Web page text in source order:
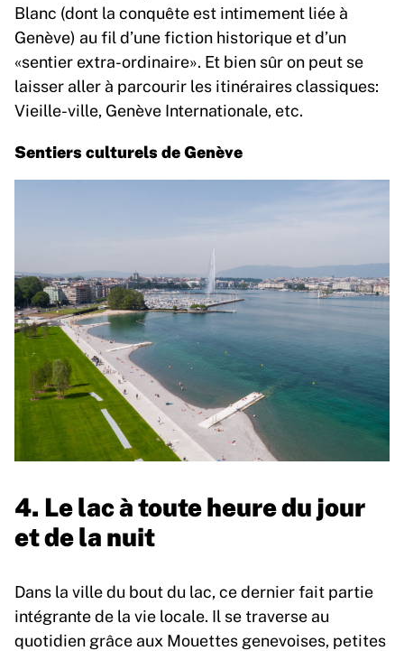
Blanc (dont la conquête est intimement liée à
Genève) au fil d’une fiction historique et d’un
«sentier extra-ordinaire». Et bien sûr on peut se
laisser aller à parcourir les itinéraires classiques:
Vieille-ville, Genève Internationale, etc.
Sentiers culturels de Genève
4. Le lac à toute heure du jour
et de la nuit
Dans la ville du bout du lac, ce dernier fait partie
intégrante de la vie locale. Il se traverse au
quotidien grâce aux Mouettes genevoises, petites